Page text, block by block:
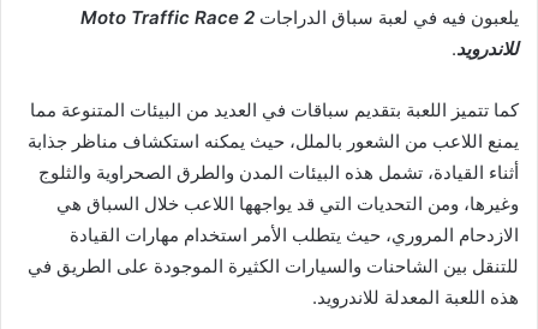
يلعبون فيه في لعبة سباق الدراجات Moto Traffic Race 2
للاندرويد.
كما تتميز اللعبة بتقديم سباقات في العديد من البيئات المتنوعة مما
يمنع اللاعب من الشعور بالملل، حيث يمكنه استكشاف مناظر جذابة
أثناء القيادة، تشمل هذه البيئات المدن والطرق الصحراوية والثلوج
وغيرها، ومن التحديات التي قد يواجهها اللاعب خلال السباق هي
الازدحام المروري، حيث يتطلب الأمر استخدام مهارات القيادة
للتنقل بين الشاحنات والسيارات الكثيرة الموجودة على الطريق في
هذه اللعبة المعدلة للاندرويد.